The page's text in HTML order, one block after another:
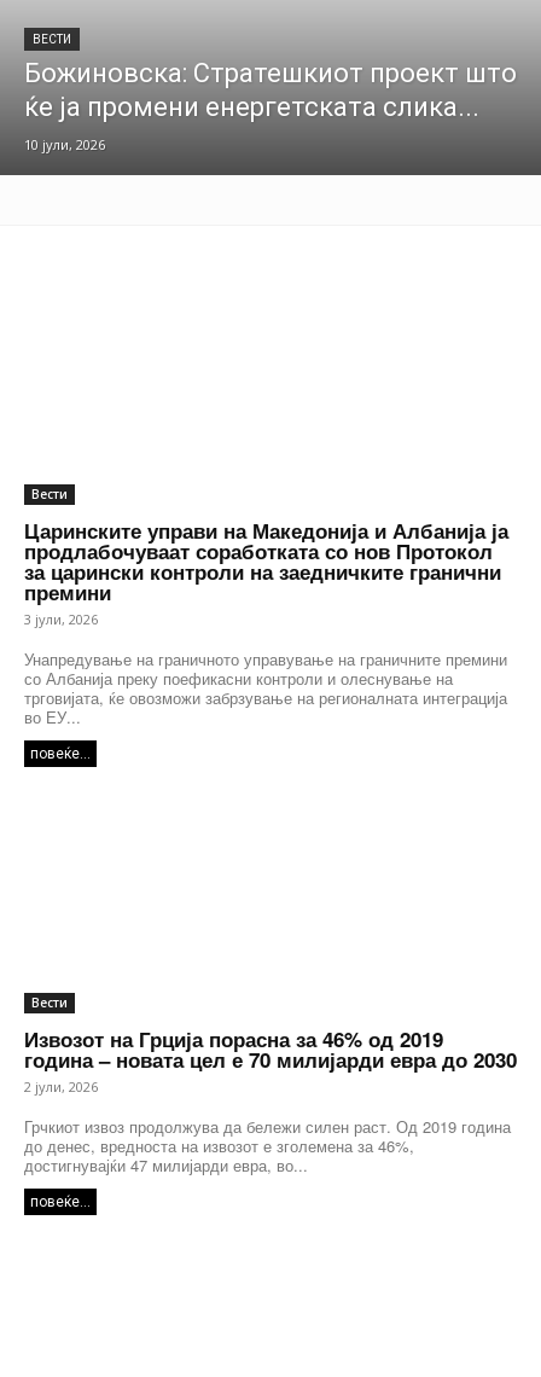
ВЕСТИ
Божиновска: Стратешкиот проект што
ќе ја промени енергетската слика...
10 јули, 2026
Вести
Царинските управи на Македонија и Албанија ја
продлабочуваат соработката со нов Протокол
за царински контроли на заедничките гранични
премини
3 јули, 2026
Унапредување на граничното управување на граничните премини
со Албанија преку поефикасни контроли и олеснување на
трговијата, ќе овозможи забрзување на регионалната интеграција
во ЕУ...
повеќе...
Вести
Извозот на Грција порасна за 46% од 2019
година – новата цел е 70 милијарди евра до 2030
2 јули, 2026
Грчкиот извоз продолжува да бележи силен раст. Од 2019 година
до денес, вредноста на извозот е зголемена за 46%,
достигнувајќи 47 милијарди евра, во...
повеќе...